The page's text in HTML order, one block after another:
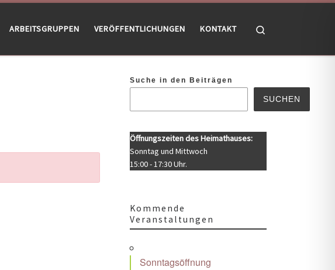
ARBEITSGRUPPEN VERÖFFENTLICHUNGEN KONTAKT
Suche in den Beiträgen
SUCHEN
Öffnungszeiten des Heimathauses:
Sonntag und Mittwoch
15:00 - 17:30 Uhr.
Kommende
Veranstaltungen
Sonntagsöffnung